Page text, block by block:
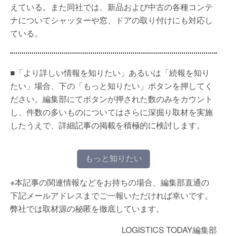
えている。また同社では、新品および中古の各種コンテ
ナについてシャッターや窓、ドアの取り付けにも対応し
ている。
■「より詳しい情報を知りたい」あるいは「続報を知り
たい」場合、下の「もっと知りたい」ボタンを押してく
ださい。編集部にてボタンが押された数のみをカウント
し、件数の多いものについてはさらに深掘り取材を実施
したうえで、詳細記事の掲載を積極的に検討します。
もっと知りたい
※本記事の関連情報などをお持ちの場合、編集部直通の
下記メールアドレスまでご一報いただければ幸いです。
弊社では取材源の秘匿を徹底しています。
LOGISTICS TODAY編集部